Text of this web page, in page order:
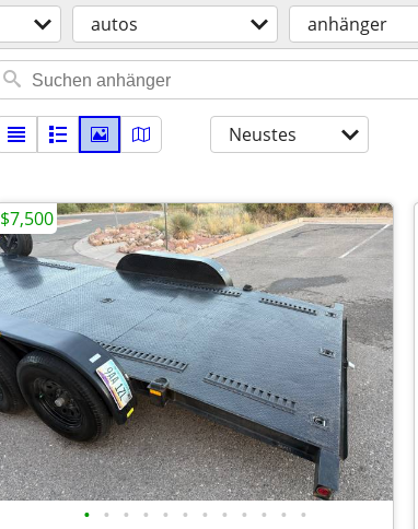
autos anhänger
Neustes
• • • • • • • • • • • •
$7,500